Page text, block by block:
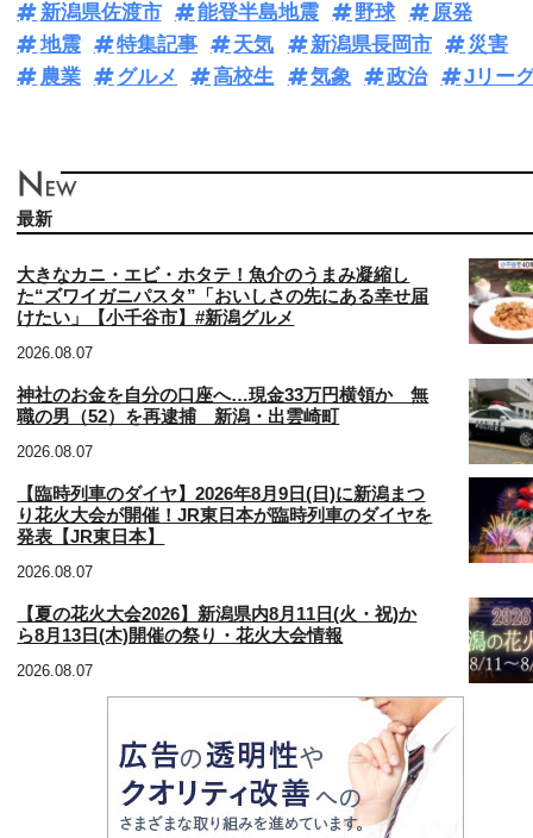
新潟県佐渡市
能登半島地震 野球
原発
地震
特集記事 天気 新潟県長岡市
災害
農業
グルメ 高校生 気象 政治 Jリー
最新
大きなカニ・エビ・ホタテ！魚介のうまみ凝縮し
た“ズワイガニパスタ”「おいしさの先にある幸せ届
けたい」【小千谷市】#新潟グルメ
2026.08.07
神社のお金を自分の口座へ…現金33万円横領か 無
職の男（52）を再逮捕 新潟・出雲崎町
2026.08.07
【臨時列車のダイヤ】2026年8月9日(日)に新潟まつ
り花火大会が開催！JR東日本が臨時列車のダイヤを
発表【JR東日本】
2026.08.07
【夏の花火大会2026】新潟県内8月11日(火・祝)か
ら8月13日(木)開催の祭り・花火大会情報
2026.08.07